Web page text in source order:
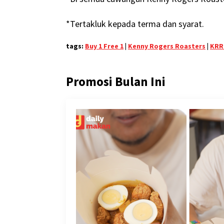
*Tertakluk kepada terma dan syarat.
tags: Buy 1 Free 1| Kenny Rogers Roasters |
Promosi Bulan Ini